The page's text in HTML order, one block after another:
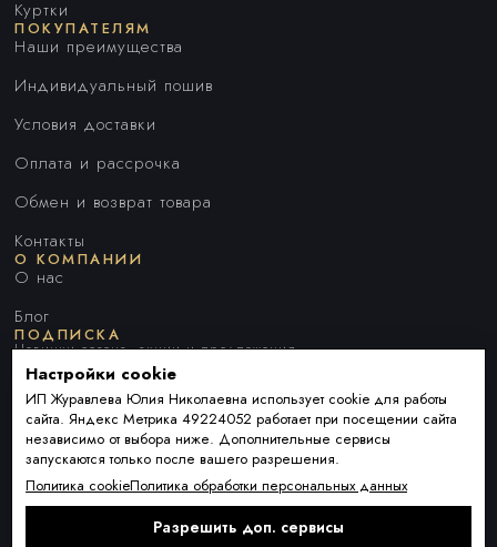
Куртки
ПОКУПАТЕЛЯМ
Наши преимущества
Индивидуальный пошив
Условия доставки
Оплата и рассрочка
Обмен и возврат товара
Контакты
О КОМПАНИИ
О нас
Блог
ПОДПИСКА
Новинки сезона, акции и предложения
Я ДАЮ СОГЛАСИЕ НА ОБРАБОТКУ ПЕРСОНАЛЬНЫХ ДАННЫХ И
СОГЛАШАЮСЬ СПОЛИТИКОЙ ОБРАБОТКИ ПЕРСОНАЛЬНЫХ
ДАННЫХ
Подписаться
Настройки cookie
ИП Журавлева Юлия Николаевна использует cookie для работы
сайта. Яндекс Метрика 49224052 работает при посещении сайта
независимо от выбора ниже. Дополнительные сервисы
запускаются только после вашего разрешения.
Политика cookieПолитика обработки персональных данных
Разрешить доп. сервисы